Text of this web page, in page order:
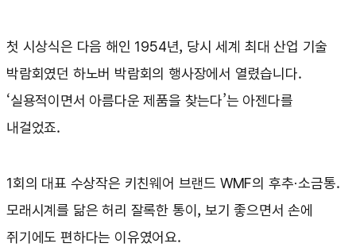
첫 시상식은 다음 해인 1954년, 당시 세계 최대 산업 기술
박람회였던 하노버 박람회의 행사장에서 열렸습니다.
‘실용적이면서 아름다운 제품을 찾는다’는 아젠다를
내걸었죠.
1회의 대표 수상작은 키친웨어 브랜드 WMF의 후추·소금통.
모래시계를 닮은 허리 잘록한 통이, 보기 좋으면서 손에
쥐기에도 편하다는 이유였어요.